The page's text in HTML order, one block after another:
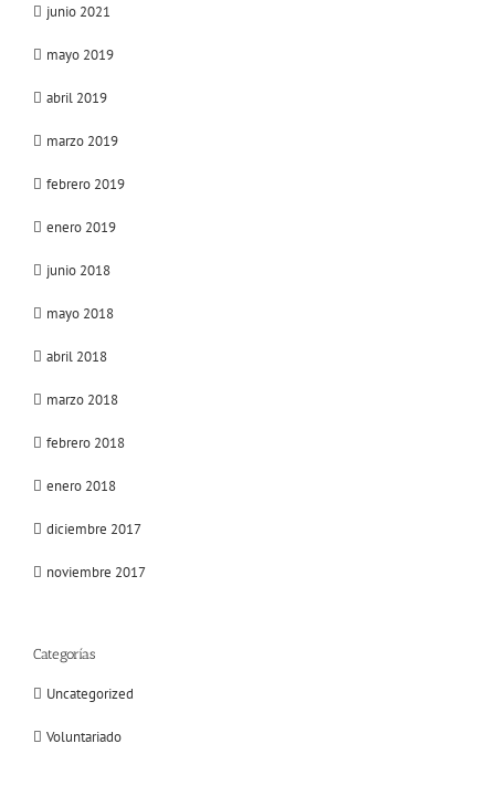
junio 2021
mayo 2019
abril 2019
marzo 2019
febrero 2019
enero 2019
junio 2018
mayo 2018
abril 2018
marzo 2018
febrero 2018
enero 2018
diciembre 2017
noviembre 2017
Categorías
Uncategorized
Voluntariado